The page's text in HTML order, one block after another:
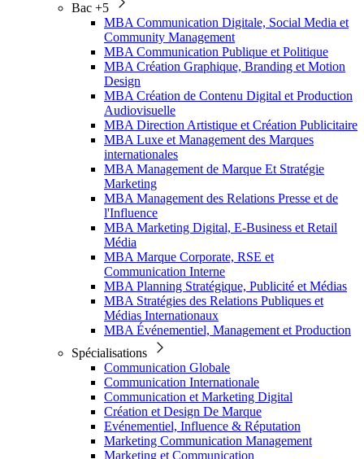
Bac +5
MBA Communication Digitale, Social Media et
Community Management
MBA Communication Publique et Politique
MBA Création Graphique, Branding et Motion
Design
MBA Création de Contenu Digital et Production
Audiovisuelle
MBA Direction Artistique et Création Publicitaire
MBA Luxe et Management des Marques
internationales
MBA Management de Marque Et Stratégie
Marketing
MBA Management des Relations Presse et de
l'Influence
MBA Marketing Digital, E-Business et Retail
Média
MBA Marque Corporate, RSE et
Communication Interne
MBA Planning Stratégique, Publicité et Médias
MBA Stratégies des Relations Publiques et
Médias Internationaux
MBA Événementiel, Management et Production
Spécialisations
Communication Globale
Communication Internationale
Communication et Marketing Digital
Création et Design De Marque
Evénementiel, Influence & Réputation
Marketing Communication Management
Marketing et Communication